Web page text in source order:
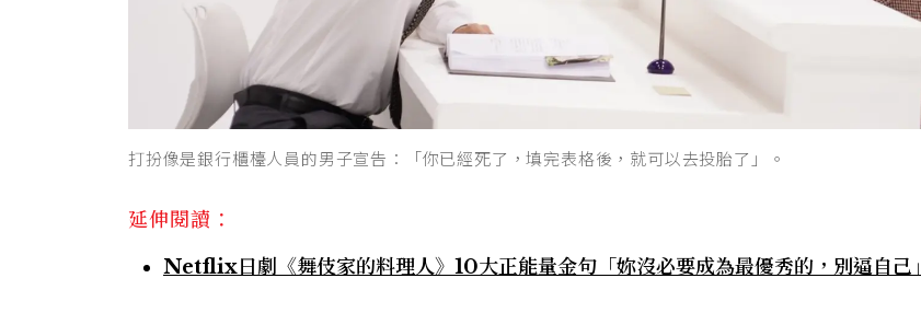
打扮像是銀行櫃檯人員的男子宣告：「你已經死了，填完表格後，就可以去投胎了」。
延伸閱讀：
Netflix日劇《舞伎家的料理人》10大正能量金句「妳沒必要成為最優秀的，別逼自己」